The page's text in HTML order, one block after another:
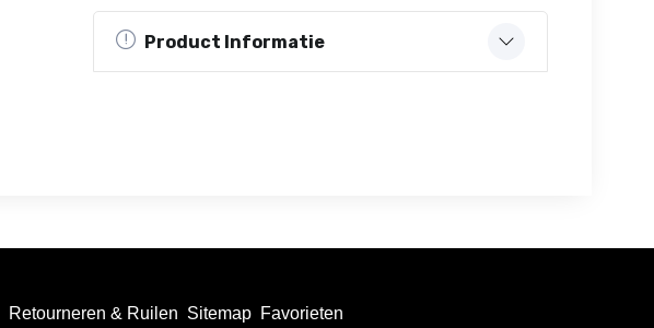
Product Informatie
Retourneren & Ruilen Sitemap Favorieten